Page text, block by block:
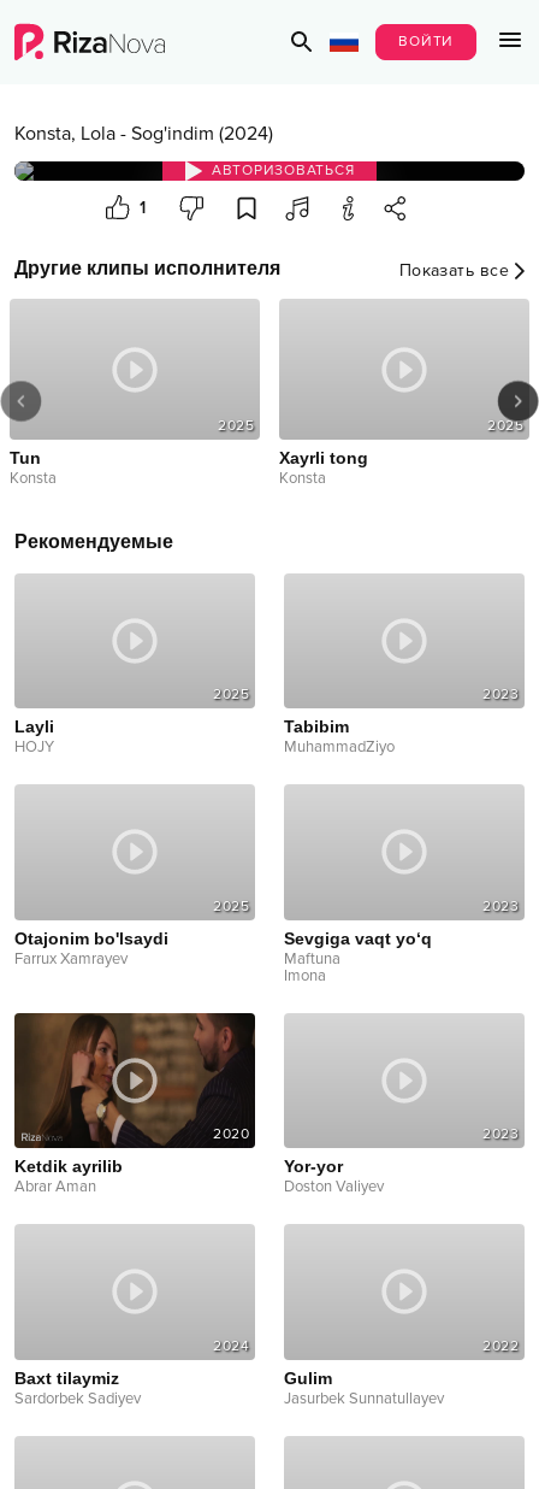
ВОЙТИ
Konsta, Lola - Sog'indim (2024)
АВТОРИЗОВАТЬСЯ
1
Другие клипы исполнителя Показать все
2025
Tun
Konsta
2025
Xayrli tong
Konsta
Рекомендуемые
2025
Layli
HOJY
2023
Tabibim
MuhammadZiyo
2025
Otajonim bo'lsaydi
Farrux Xamrayev
2023
Sevgiga vaqt yo‘q
Maftuna
Imona
2020
Ketdik ayrilib
Abrar Aman
2023
Yor-yor
Doston Valiyev
2024
Baxt tilaymiz
Sardorbek Sadiyev
2022
Gulim
Jasurbek Sunnatullayev